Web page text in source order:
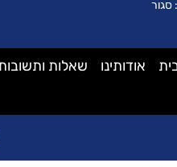
אודותינו שאלות